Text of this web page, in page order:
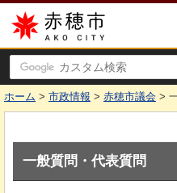
赤穂市
ホーム > 市政情報 > 赤穂市議会 >
一般質問・代表質問